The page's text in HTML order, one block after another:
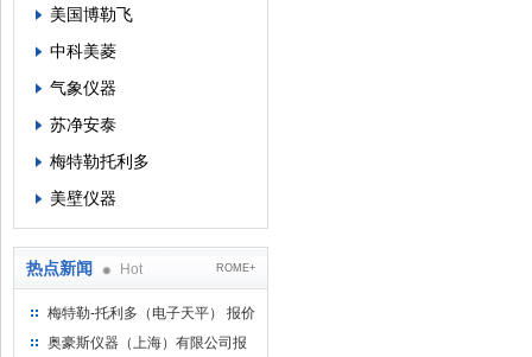
美国博勒飞
中科美菱
气象仪器
苏净安泰
梅特勒托利多
美壁仪器
热点新闻 Hot ROME+
梅特勒-托利多（电子天平） 报价
单
奥豪斯仪器（上海）有限公司报